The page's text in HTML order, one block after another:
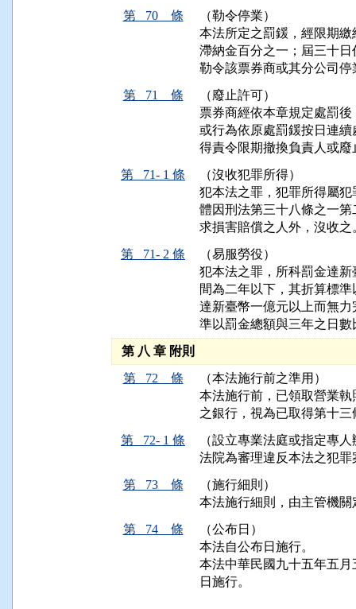
第 70 條
（勒令停業）
本法所定之罰鍰，經限期
滯納金百分之一；屆三十
勒令該票券商或其分公司停
第 71 條
（廢止許可）
票券商經依本章規定處罰
或行為依原處罰鍰按日連
得責令限期撤換負責人或廢
第 71- 1 條
（沒收犯罪所得）
犯本法之罪，犯罪所得屬
體因刑法第三十八條之一
求損害賠償之人外，沒收之
第 71- 2 條
（易服勞役）
犯本法之罪，所科罰金達
間為二年以下，其折算標
達新臺幣一億元以上而無
準以罰金總額與三年之日數
第 八 章 附則
第 72 條
（本法施行前之準用）
本法施行前，已領取營業
之銀行，視為已取得第十
第 72- 1 條
（設立專業法庭或指定專
法院為審理違反本法之犯
第 73 條
（施行細則）
本法施行細則，由主管機關
第 74 條
（公布日）
本法自公布日施行。
本法中華民國九十五年五
日施行。